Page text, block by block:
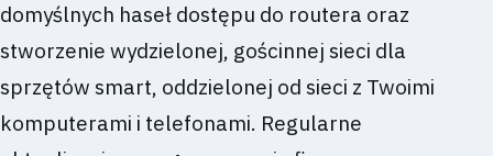
domyślnych haseł dostępu do routera oraz
stworzenie wydzielonej, gościnnej sieci dla
sprzętów smart, oddzielonej od sieci z Twoimi
komputerami i telefonami. Regularne